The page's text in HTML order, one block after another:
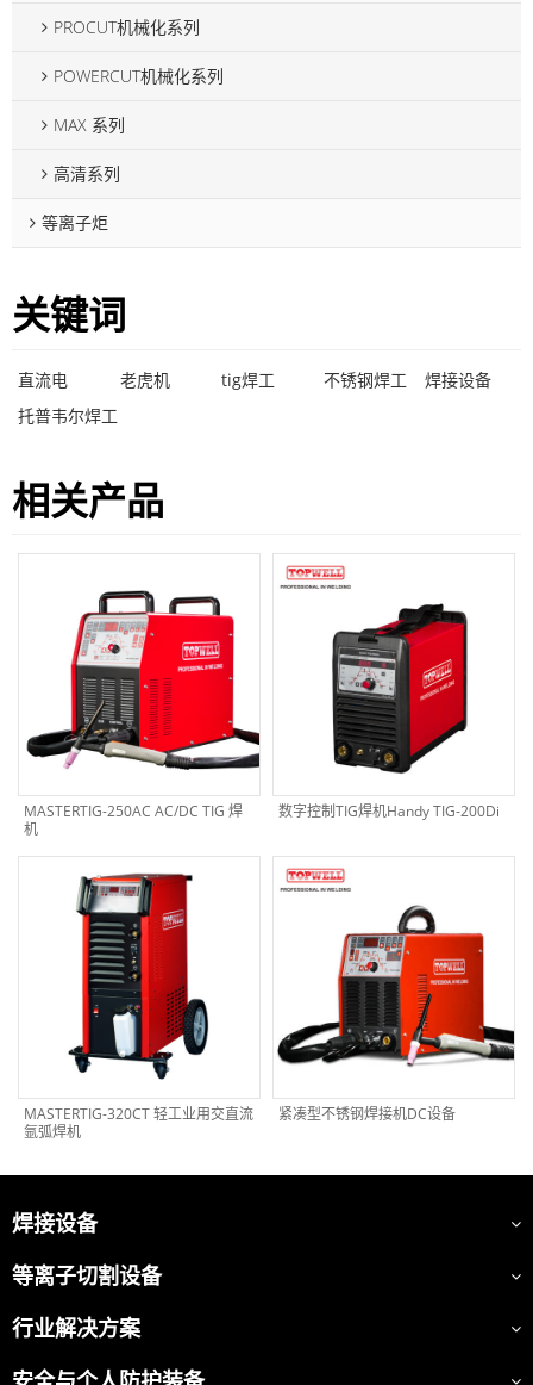
PROCUT机械化系列
POWERCUT机械化系列
MAX 系列
高清系列
等离子炬
关键词
直流电 老虎机 tig焊工 不锈钢焊工
焊接设备
托普韦尔焊工
相关产品
MASTERTIG-250AC AC/DC TIG 焊
机
数字控制TIG焊机Handy TIG-200Di
MASTERTIG-320CT 轻工业用交直流
氩弧焊机
紧凑型不锈钢焊接机DC设备
焊接设备
等离子切割设备
行业解决方案